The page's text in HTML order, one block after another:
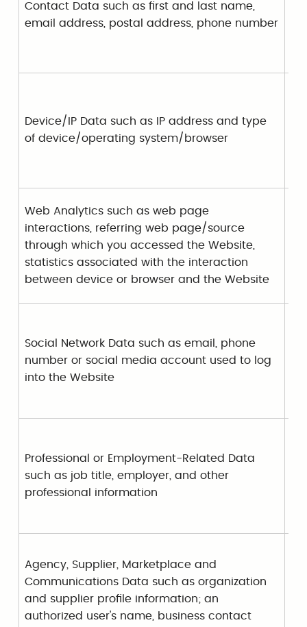
Contact Data such as first and last name,
email address, postal address, phone number
Device/IP Data such as IP address and type
of device/operating system/browser
Web Analytics such as web page
interactions, referring web page/source
through which you accessed the Website,
statistics associated with the interaction
between device or browser and the Website
Social Network Data such as email, phone
number or social media account used to log
into the Website
Professional or Employment-Related Data
such as job title, employer, and other
professional information
Agency, Supplier, Marketplace and
Communications Data such as organization
and supplier profile information; an
authorized user's name, business contact